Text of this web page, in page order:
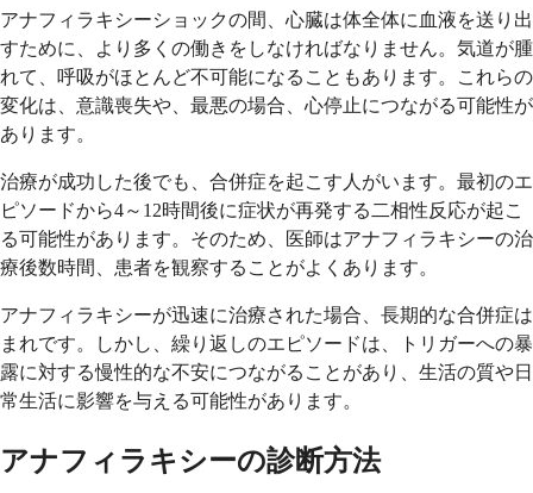
アナフィラキシーショックの間、心臓は体全体に血液を送り出
すために、より多くの働きをしなければなりません。気道が腫
れて、呼吸がほとんど不可能になることもあります。これらの
変化は、意識喪失や、最悪の場合、心停止につながる可能性が
あります。
治療が成功した後でも、合併症を起こす人がいます。最初のエ
ピソードから4～12時間後に症状が再発する二相性反応が起こ
る可能性があります。そのため、医師はアナフィラキシーの治
療後数時間、患者を観察することがよくあります。
アナフィラキシーが迅速に治療された場合、長期的な合併症は
まれです。しかし、繰り返しのエピソードは、トリガーへの暴
露に対する慢性的な不安につながることがあり、生活の質や日
常生活に影響を与える可能性があります。
アナフィラキシーの診断方法